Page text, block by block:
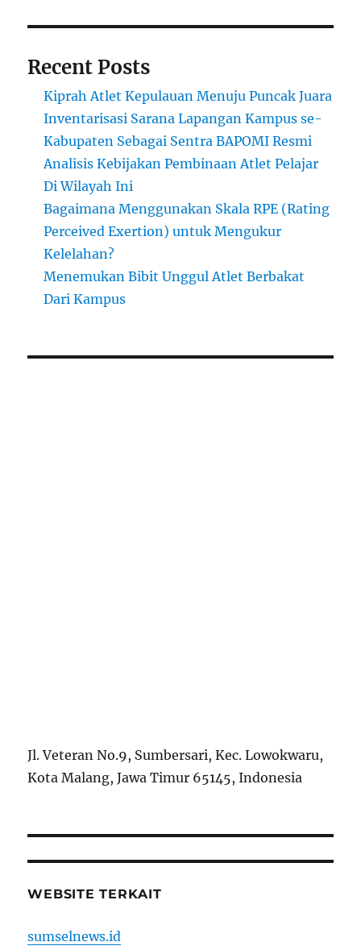
Recent Posts
Kiprah Atlet Kepulauan Menuju Puncak Juara
Inventarisasi Sarana Lapangan Kampus se-
Kabupaten Sebagai Sentra BAPOMI Resmi
Analisis Kebijakan Pembinaan Atlet Pelajar
Di Wilayah Ini
Bagaimana Menggunakan Skala RPE (Rating
Perceived Exertion) untuk Mengukur
Kelelahan?
Menemukan Bibit Unggul Atlet Berbakat
Dari Kampus
Jl. Veteran No.9, Sumbersari, Kec. Lowokwaru,
Kota Malang, Jawa Timur 65145, Indonesia
WEBSITE TERKAIT
sumselnews.id